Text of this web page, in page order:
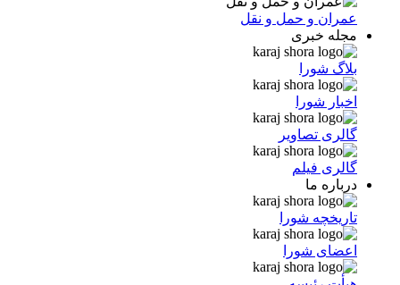
عمران و حمل و نقل
مجله خبری
بلاگ شورا
اخبار شورا
گالری تصاویر
گالری فیلم
درباره ما
تاریخچه شورا
اعضای شورا